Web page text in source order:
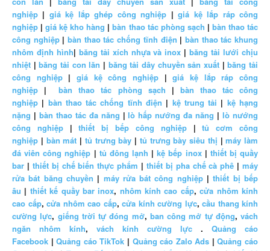
nghiệp | giá kệ lắp ghép công nghiệp |giá kệ lắp ráp công
nghiệp |giá kệ kho hàng |bàn thao tác phòng sạch | bàn thao tác
công nghiệp|bàn thao tác chống tĩnh điện | bàn thao tác khung
nhôm định hình| băng tải xích nhựa và inox |băng tải lưới chịu
nhiệt |băng tải con lăn | băng tải dây chuyền sản xuất |băng tải
công nghiệp|giá kệ công nghiệp |giá kệ lắp ráp công
nghiệp |bàn thao tác phòng sạch | bàn thao tác công
nghiệp | bàn thao tác chống tĩnh điện | kệ trung tải | kệ hạng
nặng | bàn thao tác đa năng |lò hấp nướng đa năng |lò nướng
công nghiệp|thiết bị bếp công nghiệp|tủ cơm công
nghiệp | bàn mát | tủ trưng bày | tủ trưng bày siêu thị |máy làm
đá viên công nghiệp | tủ đông lạnh |kệ bếp inox| thiết bị quầy
bar | thiết bị chế biến thực phẩm | thiết bị pha chế cà phê | máy
rửa bát băng chuyền | máy rửa bát công nghiệp|thiết bị bếp
âu | thiết kế quầy bar inox, nhôm kính cao cấp,cửa nhôm kính
cao cấp, cửa nhôm cao cấp, cửa kính cường lực, cầu thang kính
cường lực, giếng trời tự đóng mở, ban công mở tự động, vách
ngăn nhôm kính, vách kính cường lực . Quảng cáo
Facebook |Quảng cáo TikTok | Quảng cáo Zalo Ads |Quảng cáo